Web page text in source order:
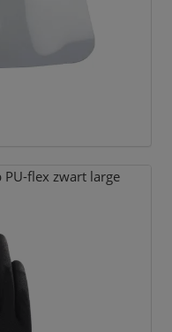
PU-flex zwart large